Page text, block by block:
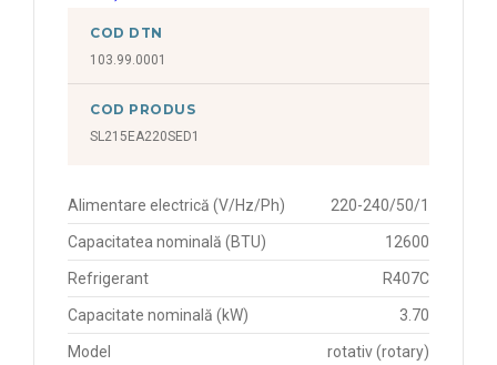
COD DTN
103.99.0001
COD PRODUS
SL215EA220SED1
Alimentare electrică (V/Hz/Ph) 220-240/50/1
Capacitatea nominală (BTU) 12600
Refrigerant R407C
Capacitate nominală (kW) 3.70
Model
rotativ (rotary)